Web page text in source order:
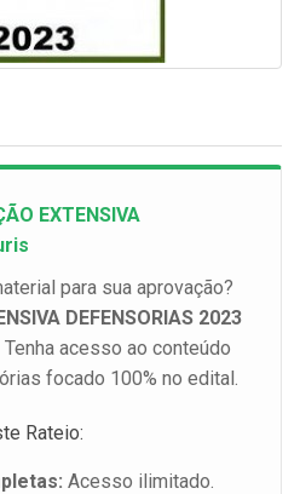
EXTENSIVA
para sua aprovação?
DEFENSORIAS 2023
acesso ao conteúdo
focado 100% no edital.
Rateio:
Acesso ilimitado.